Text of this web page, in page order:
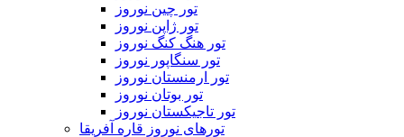
تور چین نوروز
تور ژاپن نوروز
تور هنگ کنگ نوروز
تور سنگاپور نوروز
تور ارمنستان نوروز
تور بوتان نوروز
تور تاجیکستان نوروز
تورهای نوروز قاره آفریقا